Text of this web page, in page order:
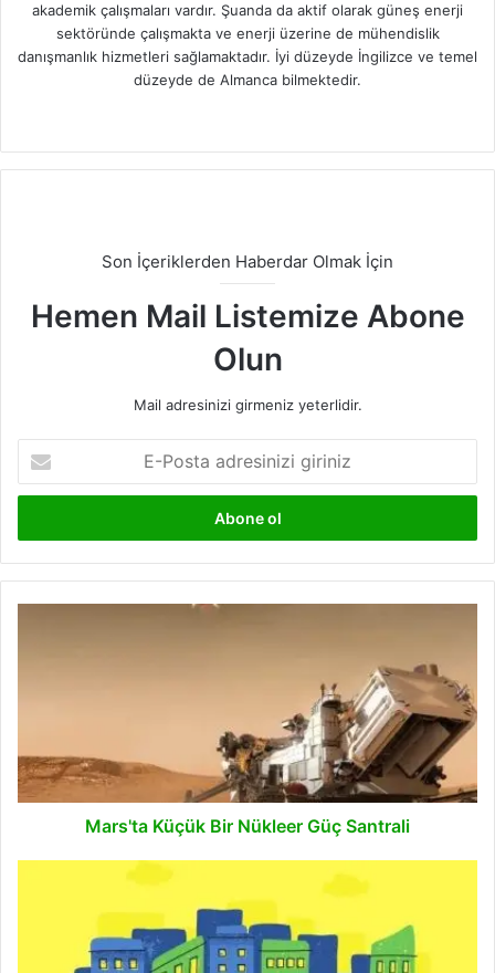
akademik çalışmaları vardır. Şuanda da aktif olarak güneş enerji
sektöründe çalışmakta ve enerji üzerine de mühendislik
danışmanlık hizmetleri sağlamaktadır. İyi düzeyde İngilizce ve temel
düzeyde de Almanca bilmektedir.
Son İçeriklerden Haberdar Olmak İçin
Hemen Mail Listemize Abone
Olun
Mail adresinizi girmeniz yeterlidir.
Posta
adresinizi
Mars'ta Küçük Bir Nükleer Güç Santrali